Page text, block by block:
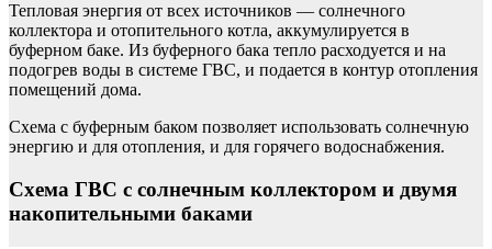
Тепловая энергия от всех источников — солнечного
коллектора и отопительного котла, аккумулируется в
буферном баке. Из буферного бака тепло расходуется и на
подогрев воды в системе ГВС, и подается в контур отопления
помещений дома.
Схема с буферным баком позволяет использовать солнечную
энергию и для отопления, и для горячего водоснабжения.
Схема ГВС с солнечным коллектором и двумя
накопительными баками